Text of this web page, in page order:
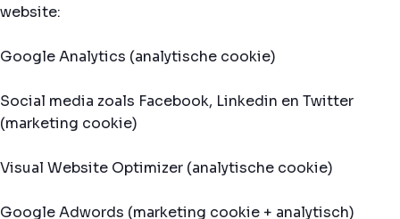
website:
Google Analytics (analytische cookie)
Social media zoals Facebook, Linkedin en Twitter
(marketing cookie)
Visual Website Optimizer (analytische cookie)
Google Adwords (marketing cookie + analytisch)